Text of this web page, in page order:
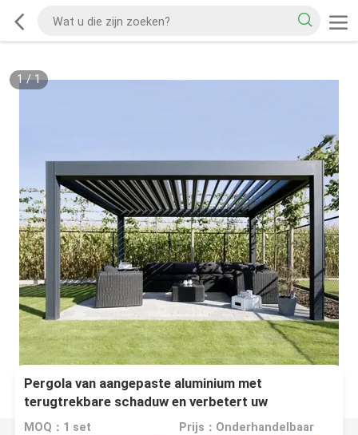
1/1
Pergola van aangepaste aluminium met
terugtrekbare schaduw en verbetert uw
buitenruimte
MOQ：1 set Prijs：Onderhandelbaar